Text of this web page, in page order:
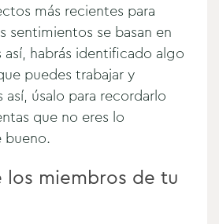
más recientes para
sentimientos se basan en
así, habrás identificado algo
puedes trabajar y
así, úsalo para recordarlo
que no eres lo
bueno.
los miembros de tu